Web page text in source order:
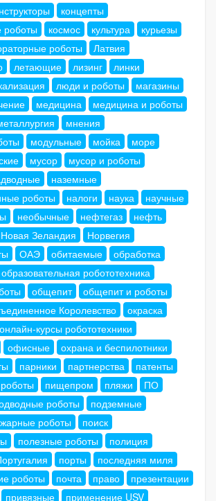
концепты
роботы
космос культура
курьезы
роботы
Латвия
летающие лизинг
линки
люди и роботы
магазины
медицина
медицина и роботы
мнения
модульные мойка
море
мусор
мусор и роботы
наземные
роботы
налоги наука
научные
необычные нефтегаз
нефть
Новая Зеландия
Норвегия
ОАЭ обитаемые
обработка
образовательная робототехника
общепит
общепит и роботы
Королевство
окраска
онлайн-курсы робототехники
офисные
охрана и беспилотники
парники партнерства
патенты
пищепром пляжи
ПО
роботы
подземные
роботы
поиск
полезные роботы
полиция
порты
последняя миля
роботы
почта право
презентации
привязные
применение USV